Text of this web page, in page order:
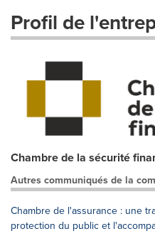
Profil de
Chambre de la sécurité
Autres communiqués de la
Chambre de l'assurance : une
protection du public et